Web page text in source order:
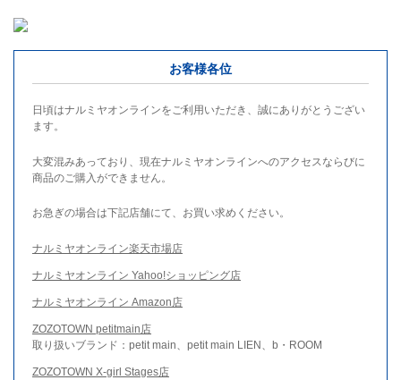
お客様各位
日頃はナルミヤオンラインをご利用いただき、誠にありがとうござい
ます。
大変混みあっており、現在ナルミヤオンラインへのアクセスならびに
商品のご購入ができません。
お急ぎの場合は下記店舗にて、お買い求めください。
ナルミヤオンライン楽天市場店
ナルミヤオンライン Yahoo!ショッピング店
ナルミヤオンライン Amazon店
ZOZOTOWN petitmain店
取り扱いブランド：petit main、petit main LIEN、b・ROOM
ZOZOTOWN X-girl Stages店